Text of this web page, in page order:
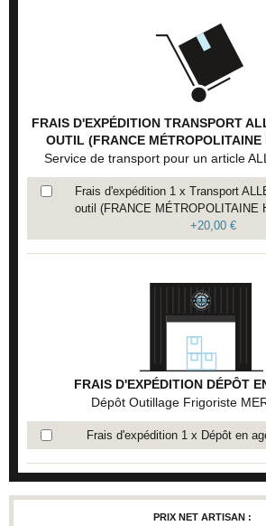
FRAIS D'EXPÉDITION TRANSPORT
OUTIL (FRANCE MÉTROPOLITAINE
Service de transport pour un article
Frais d'expédition 1 x Transport
outil (FRANCE MÉTROPOLITAINE
+20,00 €
FRAIS D'EXPÉDITION DÉPÔT
Dépôt Outillage Frigoriste
Frais d'expédition 1 x Dépôt en
PRIX NET ARTISAN :